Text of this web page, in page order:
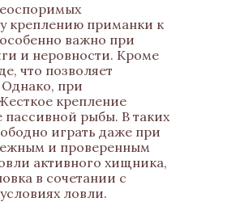
креплению приманки к
важно при
и неровности. Кроме
что позволяет
Однако, при
крепление
пассивной рыбы. В таких
играть даже при
и проверенным
активного хищника,
в сочетании с
ловли.